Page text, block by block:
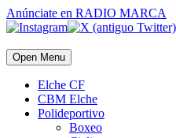
Anúnciate en RADIO MARCA
Open Menu
Elche CF
CBM Elche
Polideportivo
Boxeo